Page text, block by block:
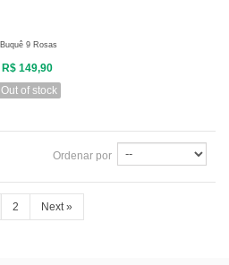
Buquê 9 Rosas
R$ 149,90
Out of stock
Ordenar por
2 Next »